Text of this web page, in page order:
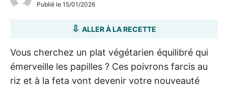
Publié le 15/01/2026
ALLER À LA RECETTE
Vous cherchez un plat végétarien équilibré qui
émerveille les papilles ? Ces poivrons farcis au
riz et à la feta vont devenir votre nouveauté